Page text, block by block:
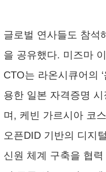
글로벌 연사들도 참석
을 공유했다. 미즈마
CTO는 라온시큐어의
용한 일본 자격증명
며, 케빈 가르시아 코
오픈DID 기반의 디지
신원 체계 구축을 협